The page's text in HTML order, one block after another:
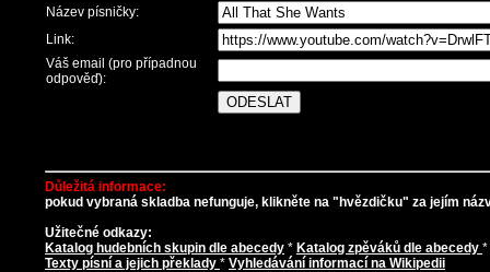
Název písničky:
Link:
Váš email (pro případnou
odpověď):
Důležitá informace:
pokud vybraná skladba nefunguje, klikněte na "hvězdičku" za jejím
Užitečné odkazy:
Katalog hudebních skupin dle abecedy * Katalog zpěváků dle abecedy *
Texty písní a jejich překlady * Vyhledávání informací na Wikipedii